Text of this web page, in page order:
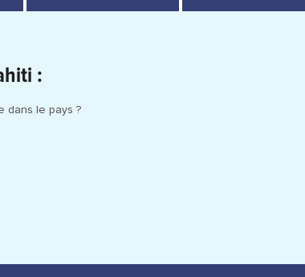
:
dans le pays ?